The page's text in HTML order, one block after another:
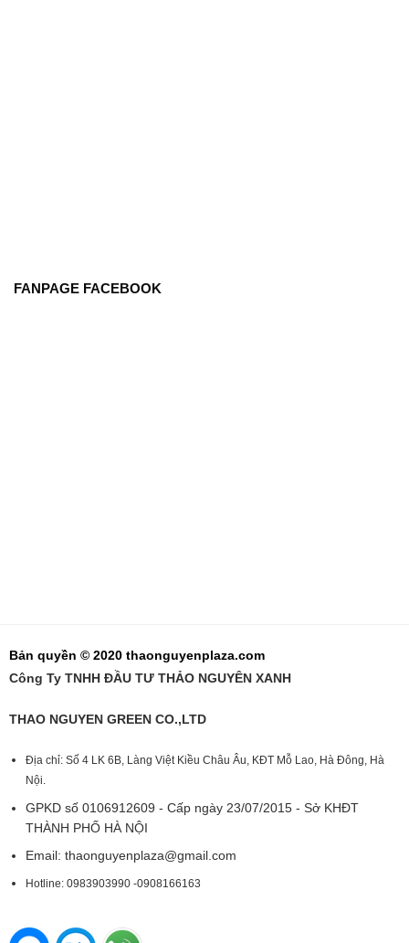
FANPAGE FACEBOOK
Bản quyền © 2020 thaonguyenplaza.com
Công Ty TNHH ĐẦU TƯ THẢO NGUYÊN XANH
THAO NGUYEN GREEN CO.,LTD
Địa chỉ: Số 4 LK 6B, Làng Việt Kiều Châu Âu, KĐT Mỗ Lao, Hà Đông, Hà
Nội.
GPKD số 0106912609 - Cấp ngày 23/07/2015 - Sở KHĐT
THÀNH PHỐ HÀ NỘI
Email: thaonguyenplaza@gmail.com
Hotline: 0983903990 -0908166163